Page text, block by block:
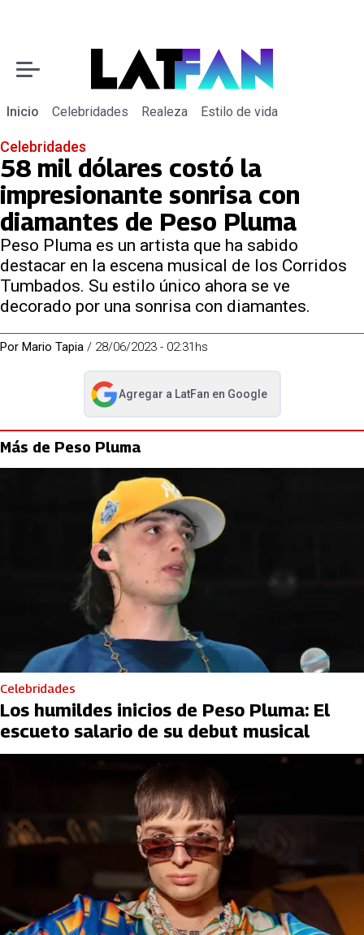
Inicio Celebridades Realeza Estilo de vida
Celebridades
58 mil dólares costó la
impresionante sonrisa con
diamantes de Peso Pluma
Peso Pluma es un artista que ha sabido
destacar en la escena musical de los Corridos
Tumbados. Su estilo único ahora se ve
decorado por una sonrisa con diamantes.
Por Mario Tapia / 28/06/2023 - 02:31hs
Agregar a LatFan en Google
abre en nueva pestaña
Más de Peso Pluma
Celebridades
Los humildes inicios de Peso Pluma: El
escueto salario de su debut musical